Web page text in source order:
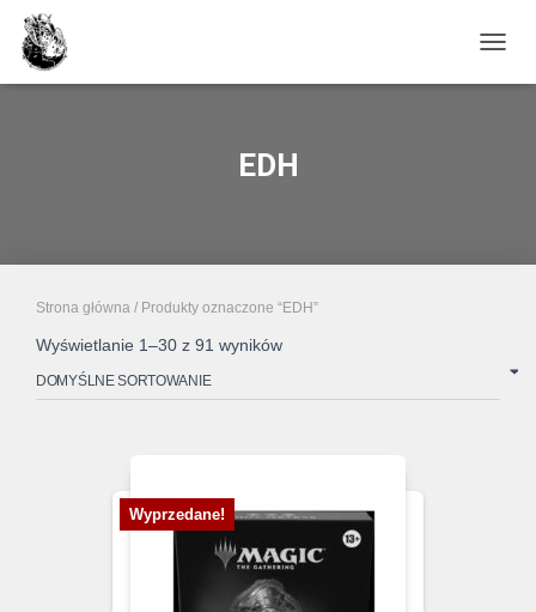
EDH
Strona główna / Produkty oznaczone “EDH”
Wyświetlanie 1–30 z 91 wyników
Wyprzedane!